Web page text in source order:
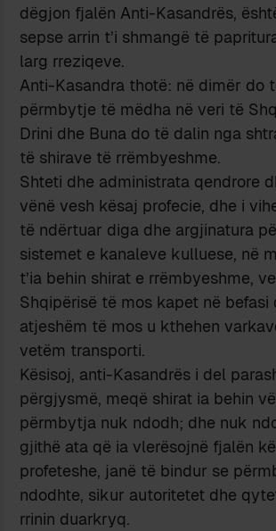
dëgjon fjalën Anti-Kasandrës,
sepse arrin t’i shmangë të
larg rreziqeve.
Anti-Kasandra thotë: në dimër do
përmbytje të mëdha në veri të
Drini dhe Buna do të dalin nga
të shirave të rrëmbyeshme.
Shteti dhe administrata qendrore
vënë vesh kësaj profecie, dhe i
të ndërtuar diga dhe argjinatura
sistemet e kanaleve kulluese, në
t’ia behin shirat e rrëmbyeshme,
Shqipërisë të mos kapet në befasi
atjeshëm të mos u kthehen
vetëm transporti.
Kësisoj, anti-Kasandrës i del
përgjysmë, meqë shirat ia behin
përmbytja nuk ndodh; dhe nuk
gjithë ata që ia vlerësojnë fjalën
profeteshe, janë të bindur se
ndodhte, sikur autoritetet dhe
rrinin duarkryq.